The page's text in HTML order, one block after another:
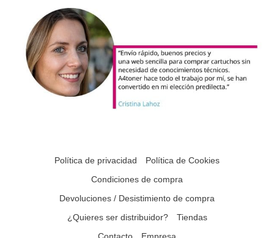
Política de privacidad
Política de Cookies
Condiciones de compra
Devoluciones / Desistimiento de compra
¿Quieres ser distribuidor?
Tiendas
Contacto
Empresa